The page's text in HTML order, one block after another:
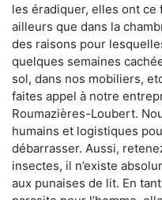
les éradiquer, elles ont
ailleurs que dans la
des raisons pour
quelques semaines
sol, dans nos mobiliers,
faites appel à notre
Roumazières-Loubert.
humains et logistiques
débarrasser. Aussi,
insectes, il n’existe
aux punaises de lit. En